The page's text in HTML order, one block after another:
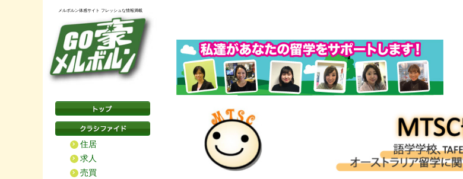
メルボルン体感サイト フレッシュな情報満載
住居
求人
売買